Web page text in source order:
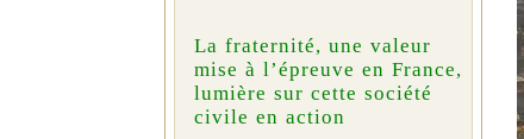
La fraternité, une valeur
mise à l’épreuve en France,
lumière sur cette société
civile en action